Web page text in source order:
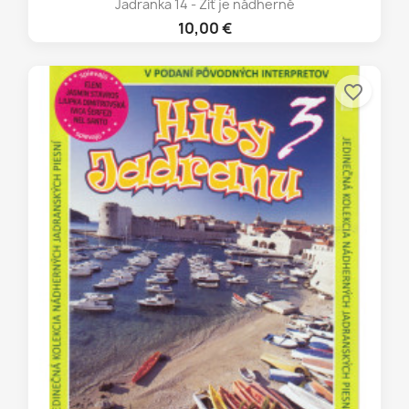
Jadranka 14 - Žiť je nádherné
10,00 €
favorite_border